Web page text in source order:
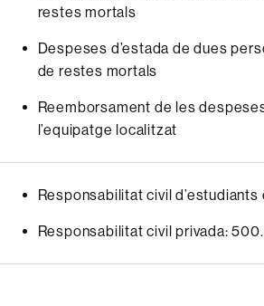
restes mortals
Despeses d’estada de dues
de restes mortals
Reemborsament de les
l’equipatge localitzat
Responsabilitat civil
Responsabilitat civil privada: